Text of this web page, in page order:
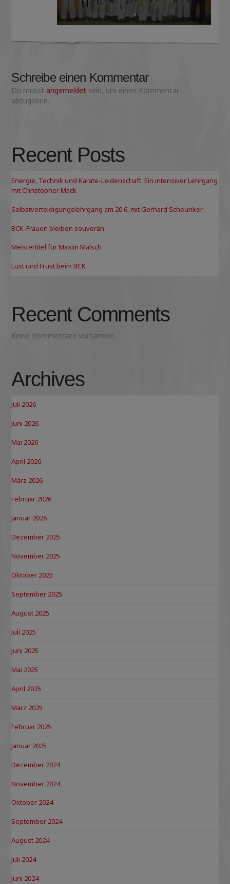
Schreibe einen Kommentar
Du musst angemeldet sein, um einen Kommentar
abzugeben.
Recent Posts
Energie, Technik und Karate-Leidenschaft. Ein intensiver Lehrgang
mit Christopher Mack
Selbstverteidigungslehrgang am 20.6. mit Gerhard Scheuriker
BCK-Frauen bleiben souverän
Meistertitel für Maxim Malsch
Lust und Frust beim BCK
Recent Comments
Keine Kommentare vorhanden.
Archives
Juli 2026
Juni 2026
Mai 2026
April 2026
März 2026
Februar 2026
Januar 2026
Dezember 2025
November 2025
Oktober 2025
September 2025
August 2025
Juli 2025
Juni 2025
Mai 2025
April 2025
März 2025
Februar 2025
Januar 2025
Dezember 2024
November 2024
Oktober 2024
September 2024
August 2024
Juli 2024
Juni 2024